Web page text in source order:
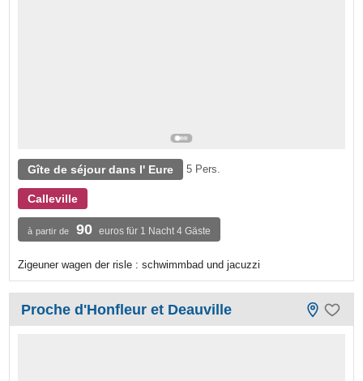
Gîte de séjour dans l' Eure 5 Pers.
Calleville
à partir de 90 euros für 1 Nacht 4 Gäste
Zigeuner wagen der risle : schwimmbad und jacuzzi
Proche d'Honfleur et Deauville